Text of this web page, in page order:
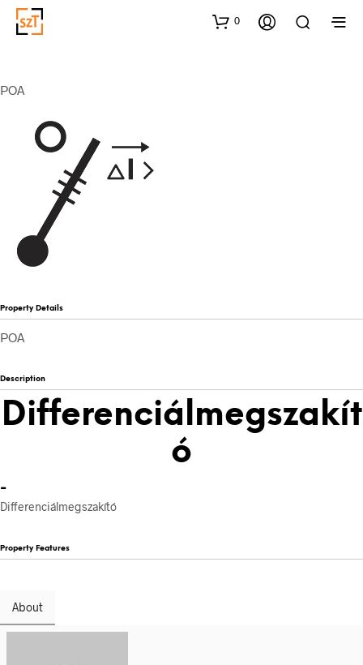
0
POA
Property Details
POA
Description
Differenciálmegszakít
ó
-
Differenciálmegszakító
Property Features
About